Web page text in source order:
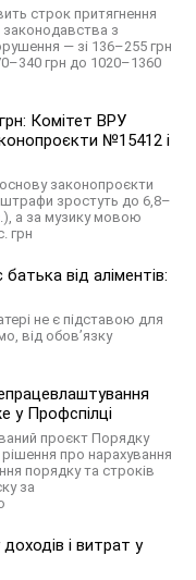
строк притягнення
законодавства з
— зі 136–255 грн
грн до 1020–1360
Комітет ВРУ
№15412 і
законопроєкти
зростуть до 6,8–
а за музику мовою
грн
від аліментів:
не є підставою для
від обов’язку
у Профспілці
проєкт Порядку
про нарахування
порядку та строків
за
і витрат у